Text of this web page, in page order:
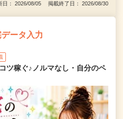
日： 2026/08/05 掲載終了日： 2026/08/30
ータ入力
ツ稼ぐ♪ノルマなし・自分のペ